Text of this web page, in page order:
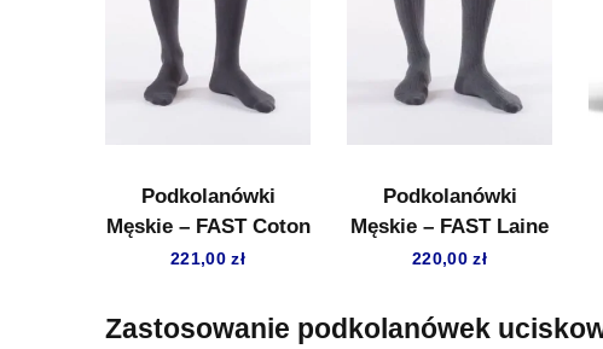
Podkolanówki
Męskie – FAST Coton
221,00zł
Podkolanówki
Męskie – FAST Laine
220,00zł
Zastosowanie podkolanówek